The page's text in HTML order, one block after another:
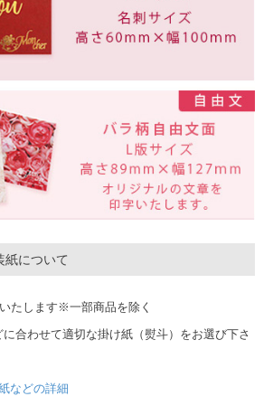
紙について
たします※一部商品を除く
合わせて適切な掛け紙（熨斗）をお選び下さ
などの詳細